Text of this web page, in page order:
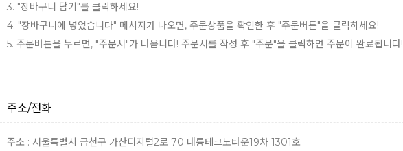
3. "장바구니 담기"를 클릭하세요!
4. "장바구니에 넣었습니다" 메시지가 나오면, 주문상품을 확인한 후 "주문버튼"을 클릭하세요!
5. 주문버튼을 누르면, "주문서"가 나옵니다! 주문서를 작성 후 "주문"을 클릭하면 주문이 완료됩니다!
주소/전화
주소 : 서울특별시 금천구 가산디지털2로 70 대륭테크노타운19차 1301호